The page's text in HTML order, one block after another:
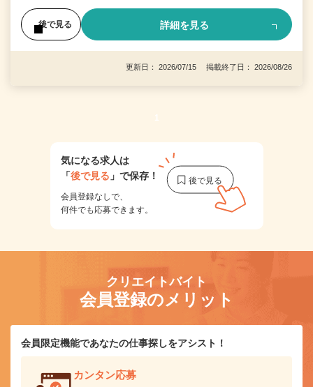
後で見る 詳細を見る
更新日： 2026/07/15 掲載終了日： 2026/08/26
1
気になる求人は
「後で見る 」で保存！
会員登録なしで、
何件でも応募できます。
クリエイトバイト
会員登録のメリット
会員限定機能であなたの仕事探しをアシスト！
カンタン応募